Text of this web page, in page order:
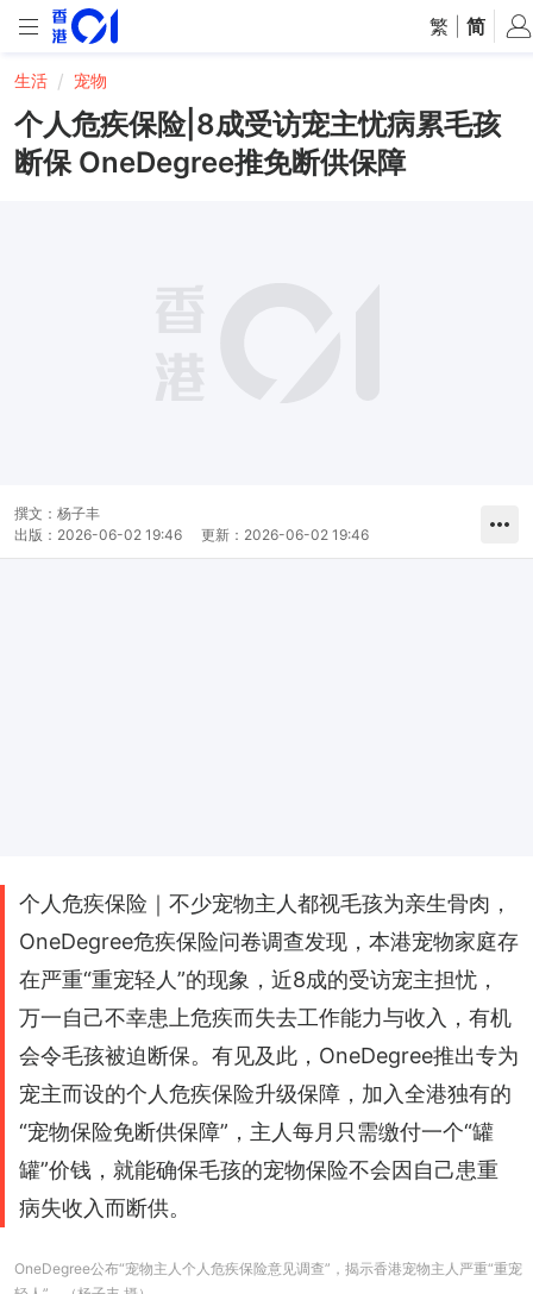
繁 简
生活 宠物
个人危疾保险|8成受访宠主忧病累毛孩
断保 OneDegree推免断供保障
撰文： 杨子丰
出版： 2026-06-02 19:46 更新： 2026-06-02 19:46
个人危疾保险｜不少宠物主人都视毛孩为亲生骨肉，
OneDegree危疾保险问卷调查发现，本港宠物家庭存
在严重“重宠轻人”的现象，近8成的受访宠主担忧，
万一自己不幸患上危疾而失去工作能力与收入，有机
会令毛孩被迫断保。有见及此，OneDegree推出专为
宠主而设的个人危疾保险升级保障，加入全港独有的
“宠物保险免断供保障”，主人每月只需缴付一个“罐
罐”价钱，就能确保毛孩的宠物保险不会因自己患重
病失收入而断供。
OneDegree公布“宠物主人个人危疾保险意见调查”，揭示香港宠物主人严重“重宠